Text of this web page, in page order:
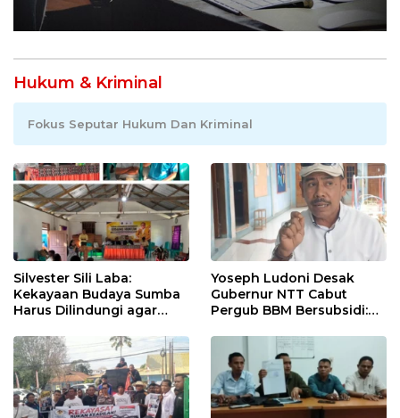
Hukum & Kriminal
Fokus Seputar Hukum Dan Kriminal
Silvester Sili Laba:
Kekayaan Budaya Sumba
Harus Dilindungi agar
Yoseph Ludoni Desak
Gubernur NTT Cabut
Pergub BBM Bersubsidi:
Tagih Pajak